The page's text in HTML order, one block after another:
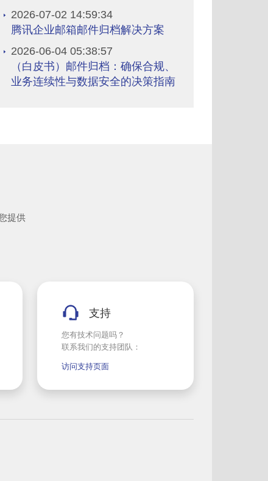
2026-07-02 14:59:34
腾讯企业邮箱邮件归档解决方案
2026-06-04 05:38:57
（白皮书）邮件归档：确保合规、
业务连续性与数据安全的决策指南
提供
支持
您有技术问题吗？
联系我们的支持团队：
访问支持页面